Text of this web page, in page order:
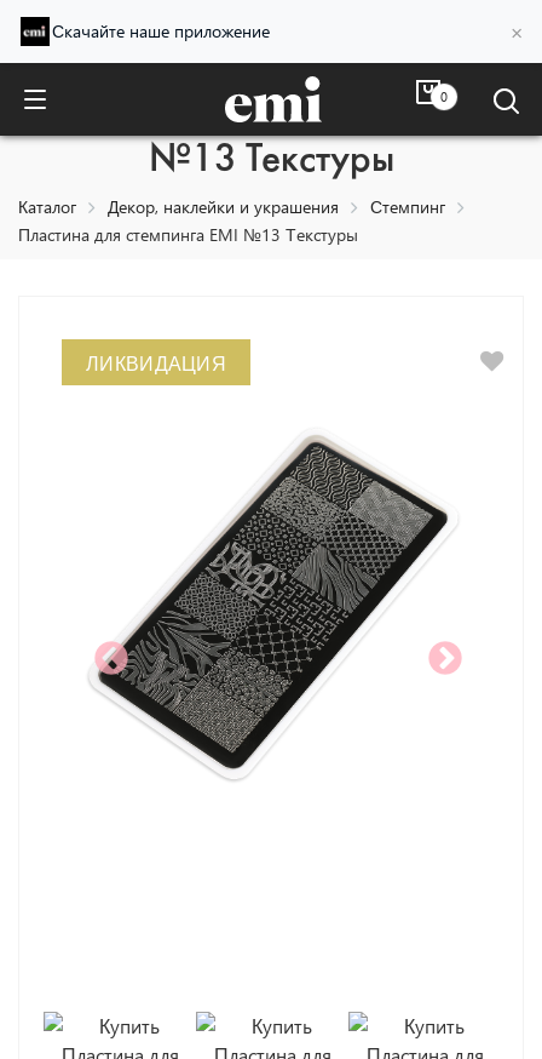
Скачайте наше приложение ×
0
Пластина для стемпинга EMI
№13 Текстуры
Каталог Декор, наклейки и украшения
Стемпинг
Пластина для стемпинга EMI №13 Текстуры
ЛИКВИДАЦИЯ